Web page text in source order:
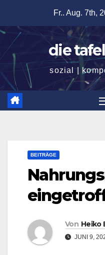
springen
Fr.. Aug. 7th,
die
sozial |
BEITRÄGE
Von Heiko
JUNI 9,